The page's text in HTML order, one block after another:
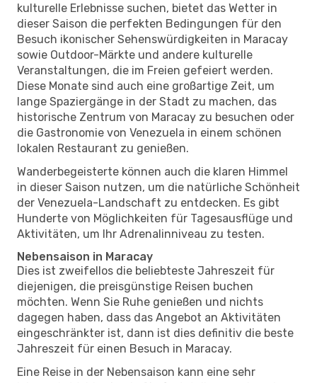
kulturelle Erlebnisse suchen, bietet das Wetter in
dieser Saison die perfekten Bedingungen für den
Besuch ikonischer Sehenswürdigkeiten in Maracay
sowie Outdoor-Märkte und andere kulturelle
Veranstaltungen, die im Freien gefeiert werden.
Diese Monate sind auch eine großartige Zeit, um
lange Spaziergänge in der Stadt zu machen, das
historische Zentrum von Maracay zu besuchen oder
die Gastronomie von Venezuela in einem schönen
lokalen Restaurant zu genießen.
Wanderbegeisterte können auch die klaren Himmel
in dieser Saison nutzen, um die natürliche Schönheit
der Venezuela-Landschaft zu entdecken. Es gibt
Hunderte von Möglichkeiten für Tagesausflüge und
Aktivitäten, um Ihr Adrenalinniveau zu testen.
Nebensaison in Maracay
Dies ist zweifellos die beliebteste Jahreszeit für
diejenigen, die preisgünstige Reisen buchen
möchten. Wenn Sie Ruhe genießen und nichts
dagegen haben, dass das Angebot an Aktivitäten
eingeschränkter ist, dann ist dies definitiv die beste
Jahreszeit für einen Besuch in Maracay.
Eine Reise in der Nebensaison kann eine sehr